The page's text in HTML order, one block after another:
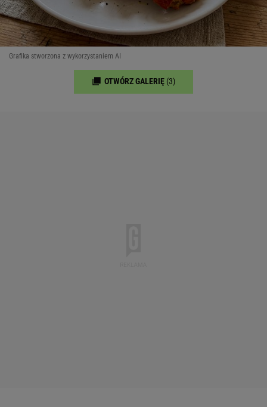
Grafika stworzona z wykorzystaniem AI
OTWÓRZ GALERIĘ (3)